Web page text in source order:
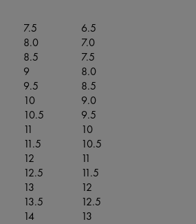
7.5
6.5
8.0
7.0
8.5
7.5
9
8.0
9.5
8.5
10
9.0
10.5
9.5
11
10
11.5
10.5
12
11
12.5
11.5
13
12
13.5
12.5
14 13